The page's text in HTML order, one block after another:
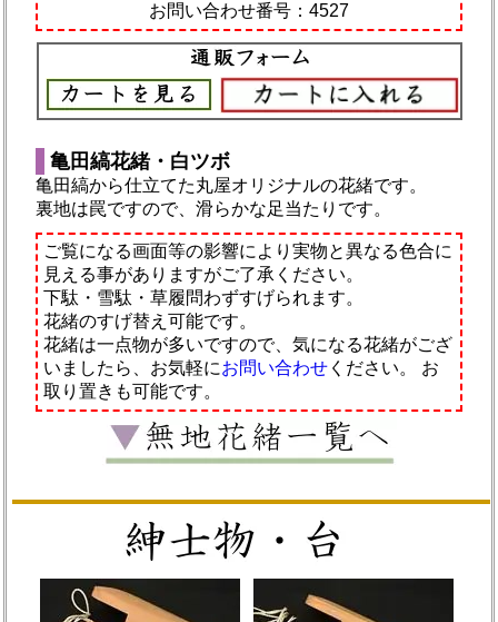
お問い合わせ番号：4527
亀田縞花緒・白ツボ
亀田縞から仕立てた丸屋オリジナルの花緒です。
裏地は罠ですので、滑らかな足当たりです。
ご覧になる画面等の影響により実物と異なる色合に
見える事がありますがご了承ください。
下駄・雪駄・草履問わずすげられます。
花緒のすげ替え可能です。
花緒は一点物が多いですので、気になる花緒がござ
いましたら、お気軽にお問い合わせ ください。
お
取り置きも可能です。